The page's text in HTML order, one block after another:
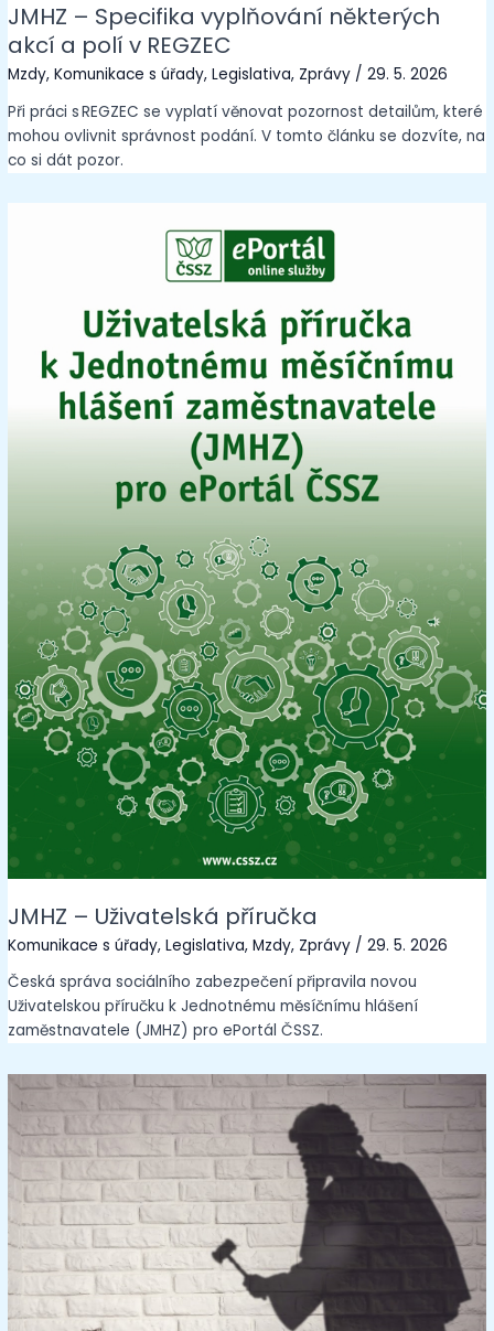
JMHZ – Specifika vyplňování některých
akcí a polí v REGZEC
Mzdy,Komunikace s úřady,Legislativa, Zprávy /29. 5. 2026
Při práci s REGZEC se vyplatí věnovat pozornost detailům, které
mohou ovlivnit správnost podání. V tomto článku se dozvíte, na
co si dát pozor.
JMHZ – Uživatelská příručka
Komunikace s úřady,Legislativa,Mzdy, Zprávy /29. 5. 2026
Česká správa sociálního zabezpečení připravila novou
Uživatelskou příručku k Jednotnému měsíčnímu hlášení
zaměstnavatele (JMHZ) pro ePortál ČSSZ.